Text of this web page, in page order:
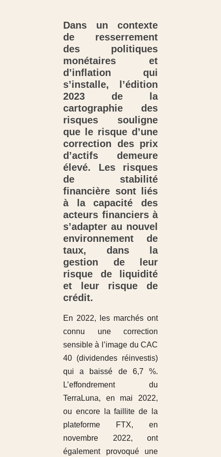
Dans un contexte
de resserrement
des politiques
monétaires et
d’inflation qui
s’installe, l’édition
2023 de la
cartographie des
risques souligne
que le risque d’une
correction des prix
d’actifs demeure
élevé. Les risques
de stabilité
financière sont liés
à la capacité des
acteurs financiers à
s’adapter au nouvel
environnement de
taux, dans la
gestion de leur
risque de liquidité
et leur risque de
crédit.
En 2022, les marchés ont
connu une correction
sensible à l’image du CAC
40 (dividendes réinvestis)
qui a baissé de 6,7 %.
L’effondrement du
TerraLuna, en mai 2022,
ou encore la faillite de la
plateforme FTX, en
novembre 2022, ont
également provoqué une